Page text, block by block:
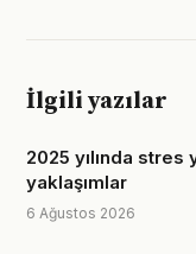
İlgili yazılar
2025 yılında stres
yaklaşımlar
6 Ağustos 2026